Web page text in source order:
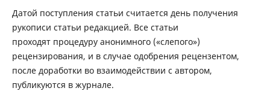
Датой поступления статьи считается день получения
рукописи статьи редакцией. Все статьи
проходят процедуру анонимного («слепого»)
рецензирования, и в случае одобрения рецензентом,
после доработки во взаимодействии с автором,
публикуются в журнале.